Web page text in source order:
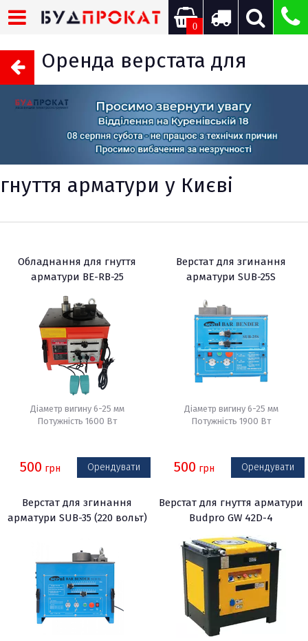
0
Оренда верстата для
гнуття арматури у Києві
Обладнання для гнуття
арматури BE-RB-25
Діаметр вигину 6-25 мм
Потужність 1600 Вт
500 грн Орендувати
Верстат для згинання
арматури SUB-25S
Діаметр вигину 6-25 мм
Потужність 1900 Вт
500 грн Орендувати
Верстат для згинання
арматури SUB-35 (220 вольт)
Верстат для гнуття арматури
Budpro GW 42D-4